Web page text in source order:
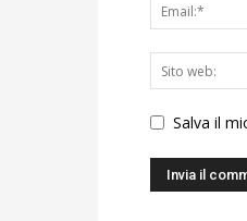
Salva il